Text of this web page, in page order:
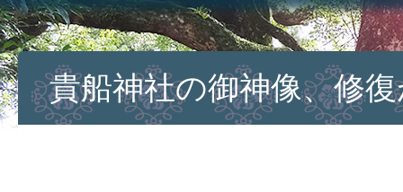
トップページ
ブログ(日々八百万)
お知らせ一覧 歴史・ご祭神
年中行事
メディア掲載 ご祈祷・ご祈
安産祈願
初宮参り
七五三詣
長寿のお祝い
神前結婚式
厄祓い・方位
車のお祓い
地鎮祭
神葬祭（神式
貴船神社の御神像、修